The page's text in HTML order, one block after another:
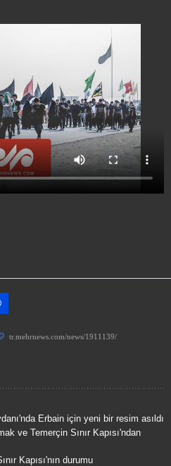
Erbain için yeni bir resim asıldı
ve Temerçin Sınır Kapısı'ndan
Kapısı'nın durumu